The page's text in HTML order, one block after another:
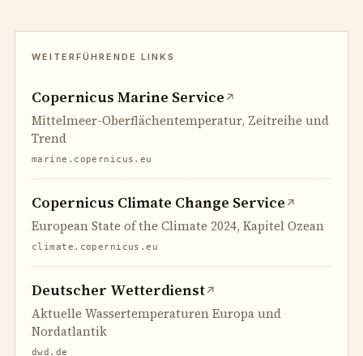
Copernicus Marine Service ↗
Mittelmeer-Oberflächentemperatur, Zeitreihe und
Trend
marine.copernicus.eu
Copernicus Climate Change Service ↗
European State of the Climate 2024, Kapitel Ozean
climate.copernicus.eu
Deutscher Wetterdienst↗
Aktuelle Wassertemperaturen Europa und
Nordatlantik
dwd.de